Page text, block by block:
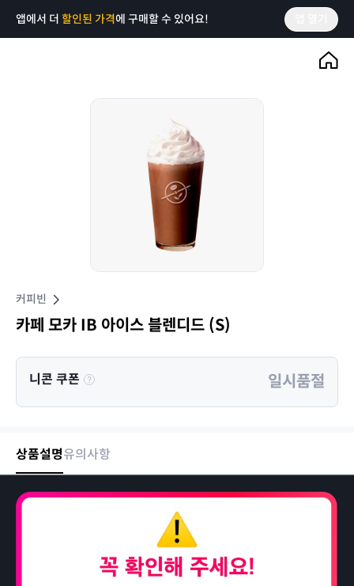
앱에서 더 할인된 가격에 구매할 수 있어요!
커피빈
카페 모카 IB 아이스 블렌디드 (S)
니콘 쿠폰 일시품절
상품설명유의사항